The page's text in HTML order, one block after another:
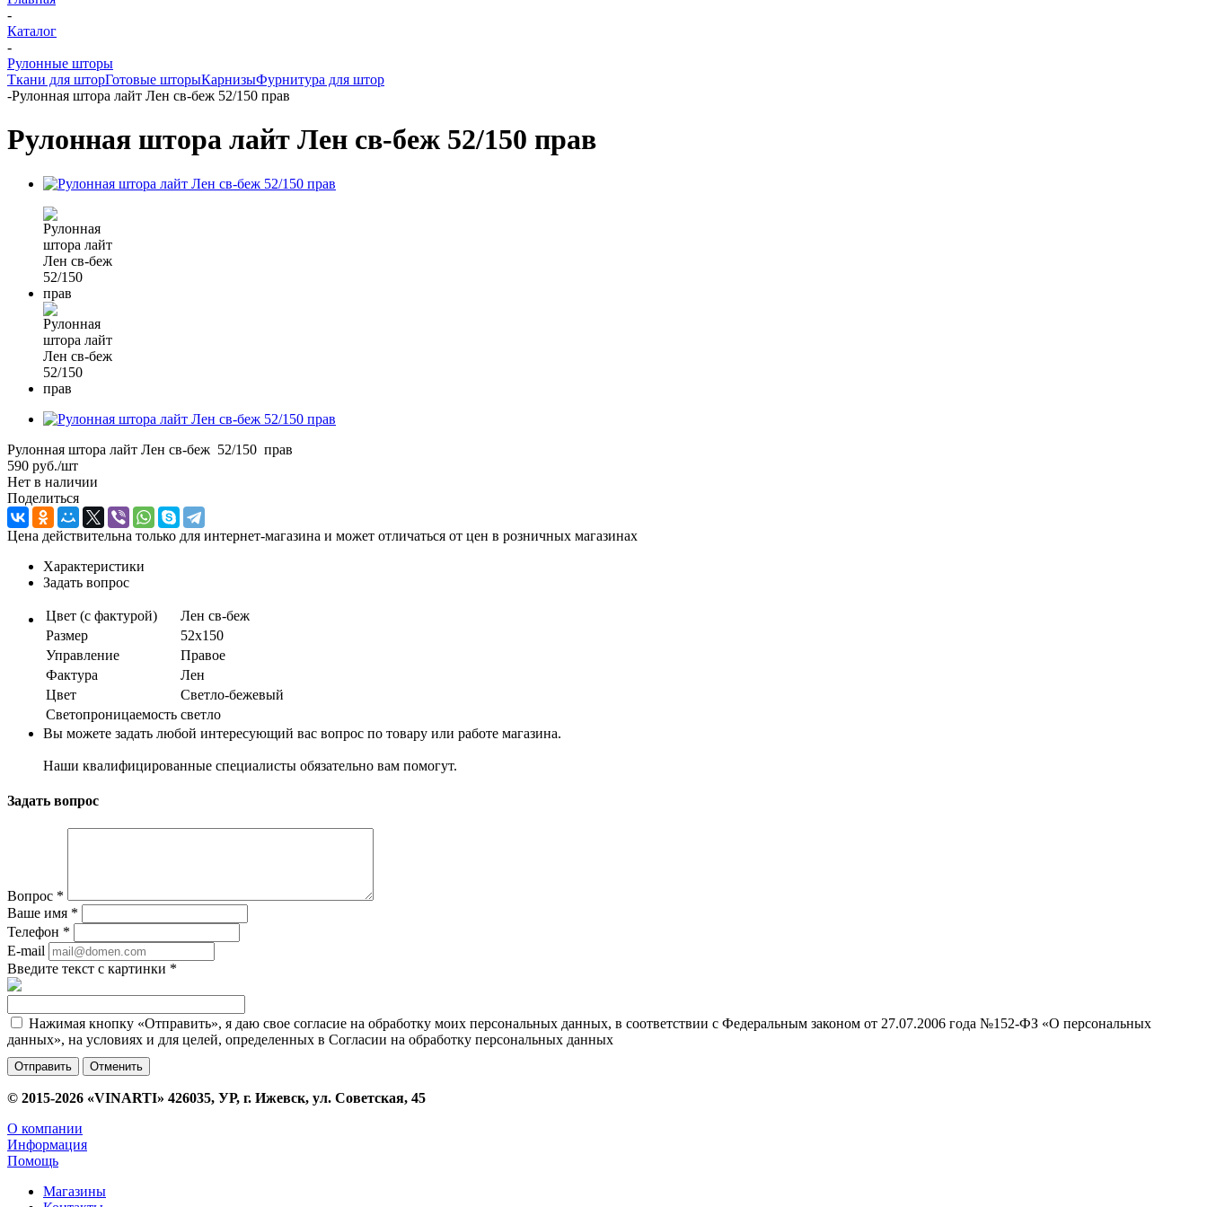
-
Каталог
-
Рулонные шторы
Ткани для шторГотовые шторыКарнизыФурнитура для штор
-Рулонная штора лайт Лен св-беж 52/150 прав
Рулонная штора лайт Лен св-беж 52/150 прав
Рулонная штора лайт Лен св-беж 52/150 прав
590 руб./шт
Нет в наличии
Поделиться
Цена действительна только для интернет-магазина и может отличаться от цен в розничных магазинах
Характеристики
Задать вопрос
Цвет (с фактурой)
Лен св-беж
Размер
52х150
Управление
Правое
Фактура
Лен
Цвет
Светло-бежевый
Светопроницаемость светло
Вы можете задать любой интересующий вас вопрос по товару или работе магазина.
Наши квалифицированные специалисты обязательно вам помогут.
Задать вопрос
Вопрос *
Ваше имя *
Телефон *
E-mail
Введите текст с картинки *
Нажимая кнопку «Отправить», я даю свое согласие на обработку моих персональных данных, в соответствии с Федеральным законом от 27.07.2006 года №152-ФЗ «О персональных
данных», на условиях и для целей, определенных в Согласии на обработку персональных данных
Отменить
© 2015-2026 «VINARTI» 426035, УР, г. Ижевск, ул. Советская, 45
О компании
Информация
Помощь
Магазины